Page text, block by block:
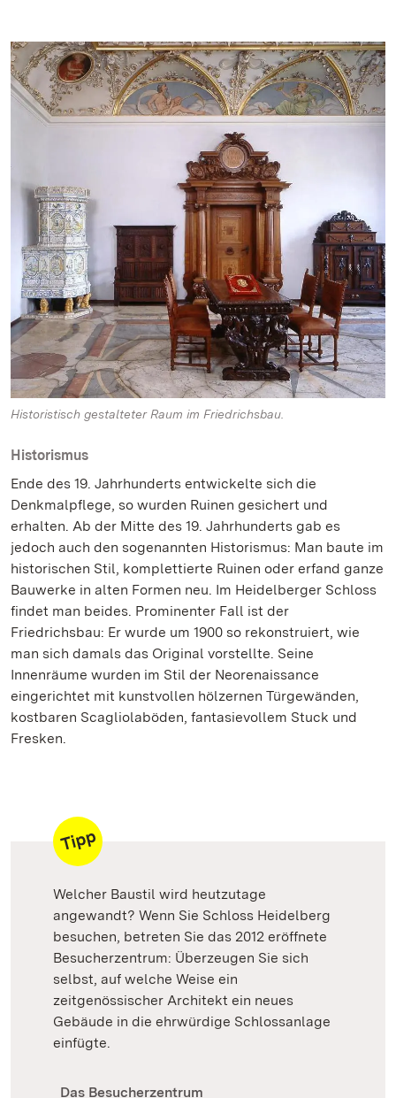
Historistisch gestalteter Raum im Friedrichsbau.
Historismus
Ende des 19. Jahrhunderts entwickelte sich die
Denkmalpflege, so wurden Ruinen gesichert und
erhalten. Ab der Mitte des 19. Jahrhunderts gab es
jedoch auch den sogenannten Historismus: Man baute im
historischen Stil, komplettierte Ruinen oder erfand ganze
Bauwerke in alten Formen neu. Im Heidelberger Schloss
findet man beides. Prominenter Fall ist der
Friedrichsbau: Er wurde um 1900 so rekonstruiert, wie
man sich damals das Original vorstellte. Seine
Innenräume wurden im Stil der Neorenaissance
eingerichtet mit kunstvollen hölzernen Türgewänden,
kostbaren Scagliolaböden, fantasievollem Stuck und
Fresken.
Welcher Baustil wird heutzutage
angewandt? Wenn Sie Schloss Heidelberg
besuchen, betreten Sie das 2012 eröffnete
Besucherzentrum: Überzeugen Sie sich
selbst, auf welche Weise ein
zeitgenössischer Architekt ein neues
Gebäude in die ehrwürdige Schlossanlage
einfügte.
Das Besucherzentrum